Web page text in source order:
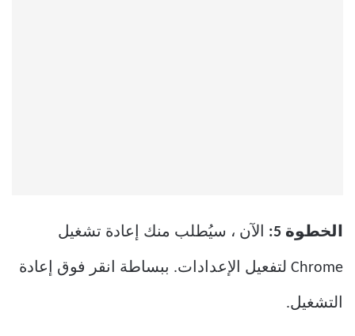
الخطوة 5: الآن ، سيُطلب منك إعادة تشغيل
Chrome لتفعيل الإعدادات. ببساطة انقر فوق إعادة
التشغيل.